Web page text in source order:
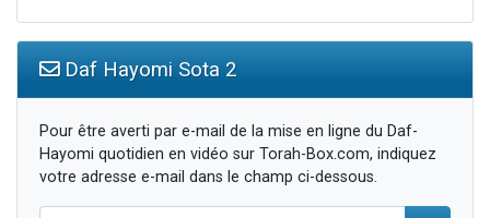
Daf Hayomi Sota 2
Pour être averti par e-mail de la mise en ligne du Daf-
Hayomi quotidien en vidéo sur Torah-Box.com, indiquez
votre adresse e-mail dans le champ ci-dessous.